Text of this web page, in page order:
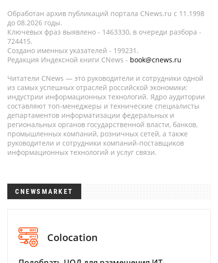
Обработан архив публикаций портала CNews.ru c 11.1998
до 08.2026 годы.
Ключевых фраз выявлено - 1463330, в очереди разбора -
724415.
Создано именных указателей - 199231.
Редакция Индексной книги CNews - book@cnews.ru
Читатели CNews — это руководители и сотрудники одной
из самых успешных отраслей российской экономики:
индустрии информационных технологий. Ядро аудитории
составляют топ-менеджеры и технические специалисты
департаментов информатизации федеральных и
региональных органов государственной власти, банков,
промышленных компаний, розничных сетей, а также
руководители и сотрудники компаний-поставщиков
информационных технологий и услуг связи.
CNEWSMARKET
Colocation